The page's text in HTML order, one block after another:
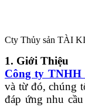
Cty Thủy sản TÀI
1. Giới Thiệu
Công ty TNHH
và từ đó, chúng
đáp ứng nhu